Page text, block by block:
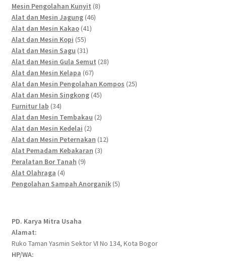
products
Mesin Pengolahan Kunyit 88
Alat dan Mesin Jagung 4646
Alat dan Mesin Kakao 4141
Alat dan Mesin Kopi 5555
products
Alat dan Mesin Sagu 3131
products
Alat dan Mesin Gula Semut 2828
Alat dan Mesin Kelapa 6767
products
Alat dan Mesin Pengolahan Kompos 2525
Alat dan Mesin Singkong 4545
Furnitur lab 3434
products
Alat dan Mesin Tembakau 22
Alat dan Mesin Kedelai 22
products
Alat dan Mesin Peternakan 1212
Alat Pemadam Kebakaran 33
Peralatan Bor Tanah 99
Alat Olahraga 44
products
Pengolahan Sampah Anorganik 55
PD. Karya Mitra Usaha
Alamat:
Ruko Taman Yasmin Sektor VI No 134, Kota Bogor
HP/WA: